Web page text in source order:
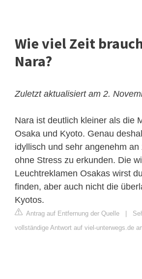
Wie viel Zeit
Nara?
Zuletzt aktualisiert am 2.
Nara ist deutlich kleiner als die
Osaka und Kyoto. Genau
idyllisch und sehr angenehm an
ohne Stress zu erkunden. Die
Leuchtreklamen Osakas wirst
finden, aber auch nicht die
Kyotos.
Antrag auf Entfernung der Quelle
vollständige Antwort auf viel-unterwegs.de